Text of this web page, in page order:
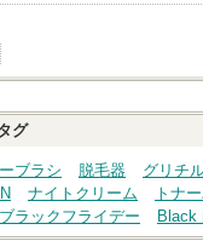
グ
ブラシ 脱毛器 グリチ
ナイトクリーム トナ
ブラックフライデー Black